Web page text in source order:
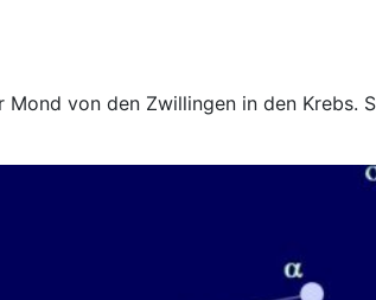
von den Zwillingen in den Krebs.